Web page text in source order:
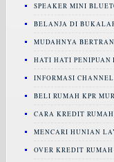
SPEAKER MINI
BELANJA DI
MUDAHNYA
HATI HATI
INFORMASI
BELI RUMAH KPR
CARA KREDIT
MENCARI HUNIAN
OVER KREDIT